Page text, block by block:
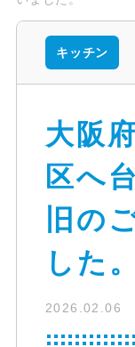
キッチン
大阪
区へ
旧の
した。
2026.02.06